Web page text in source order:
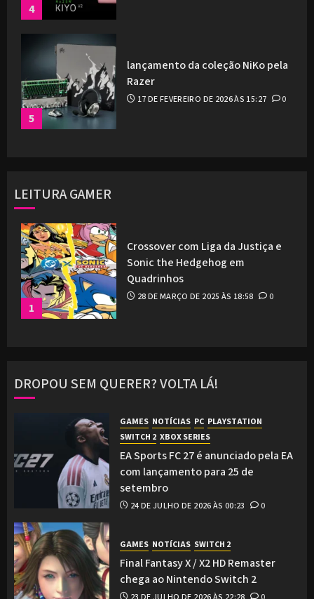
4
5
lançamento da coleção NiKo pela
Razer
17 DE FEVEREIRO DE 2026 ÀS 15:27 0
LEITURA GAMER
1
Crossover com Liga da Justiça e
Sonic the Hedgehog em
Quadrinhos
28 DE MARÇO DE 2025 ÀS 18:58 0
DROPOU SEM QUERER? VOLTA LÁ!
GAMES NOTÍCIAS PC PLAYSTATION
SWITCH 2 XBOX SERIES
EA Sports FC 27 é anunciado pela EA
com lançamento para 25 de
setembro
24 DE JULHO DE 2026 ÀS 00:23 0
GAMES NOTÍCIAS SWITCH 2
Final Fantasy X / X2 HD Remaster
chega ao Nintendo Switch 2